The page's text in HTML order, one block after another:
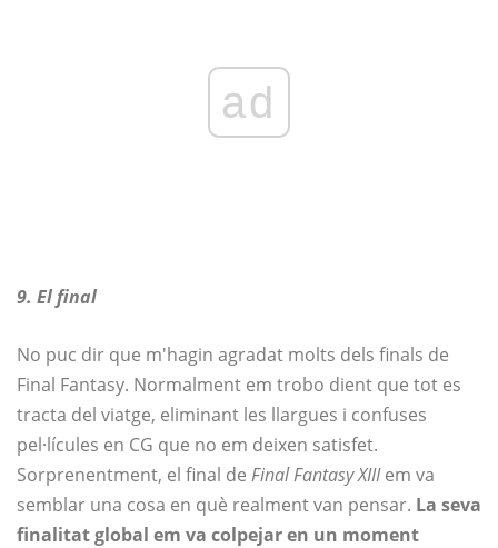
ad
9. El final
No puc dir que m'hagin agradat molts dels finals de
Final Fantasy. Normalment em trobo dient que tot es
tracta del viatge, eliminant les llargues i confuses
pel·lícules en CG que no em deixen satisfet.
Sorprenentment, el final de Final Fantasy XIIIem va
semblar una cosa en què realment van pensar. La seva
finalitat global em va colpejar en un moment